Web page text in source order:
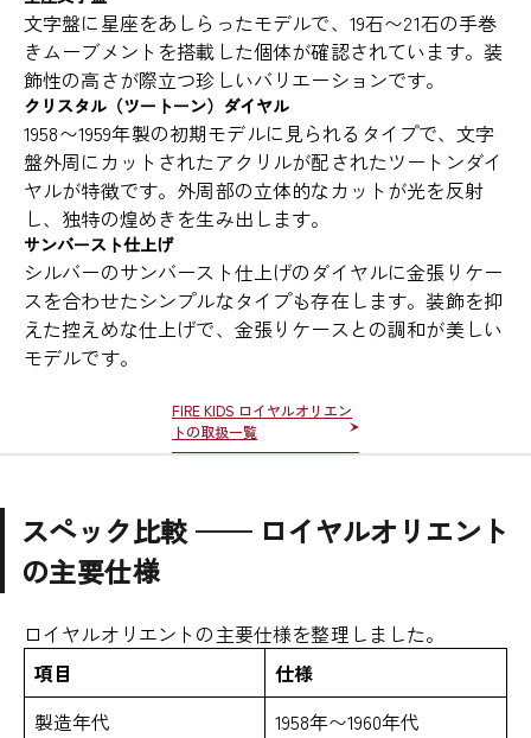
文字盤に星座をあしらったモデルで、19石〜21石の手巻
きムーブメントを搭載した個体が確認されています。装
飾性の高さが際立つ珍しいバリエーションです。
クリスタル（ツートーン）ダイヤル
1958〜1959年製の初期モデルに見られるタイプで、文字
盤外周にカットされたアクリルが配されたツートンダイ
ヤルが特徴です。外周部の立体的なカットが光を反射
し、独特の煌めきを生み出します。
サンバースト仕上げ
シルバーのサンバースト仕上げのダイヤルに金張りケー
スを合わせたシンプルなタイプも存在します。装飾を抑
えた控えめな仕上げで、金張りケースとの調和が美しい
モデルです。
FIRE KIDS ロイヤルオリエン
トの取扱一覧
スペック比較 ── ロイヤルオリエント
の主要仕様
ロイヤルオリエントの主要仕様を整理しました。
項目
仕様
製造年代
1958年〜1960年代